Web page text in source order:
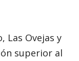
Las Ovejas y
superior al